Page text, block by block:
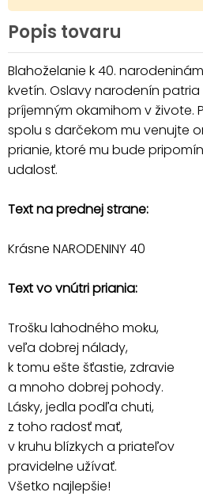
Popis tovaru
Blahoželanie k 40.
kvetín. Oslavy narodenín
príjemným okamihom v živote.
spolu s darčekom mu venujte
prianie, ktoré mu bude
udalosť.
Text na prednej strane:
Krásne NARODENINY 40
Text vo vnútri priania:
Trošku lahodného moku,
veľa dobrej nálady,
k tomu ešte šťastie, zdravie
a mnoho dobrej pohody.
Lásky, jedla podľa chuti,
z toho radosť mať,
v kruhu blízkych a priateľov
pravidelne užívať.
Všetko najlepšie!